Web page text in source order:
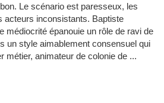
Le scénario est paresseux, les
acteurs inconsistants. Baptiste
médiocrité épanouie un rôle de ravi de
un style aimablement consensuel qui
métier, animateur de colonie de ...